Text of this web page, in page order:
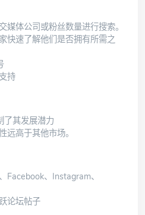
媒体公司或粉丝数量进行搜索。
快速了解他们是否拥有所需之
持
了其发展潜力
远高于其他市场。
Facebook、Instagram、
论坛帖子